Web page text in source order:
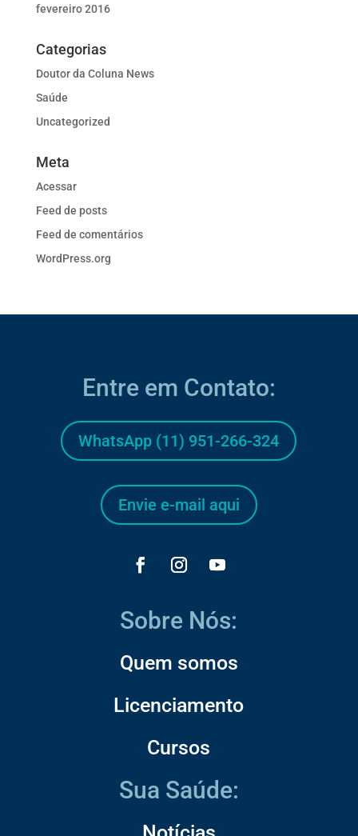
fevereiro 2016
Categorias
Doutor da Coluna News
Saúde
Uncategorized
Meta
Acessar
Feed de posts
Feed de comentários
WordPress.org
Entre em Contato:
WhatsApp (11) 951-266-324
Envie e-mail aqui
Sobre Nós:
Quem somos
Licenciamento
Cursos
Sua Saúde: